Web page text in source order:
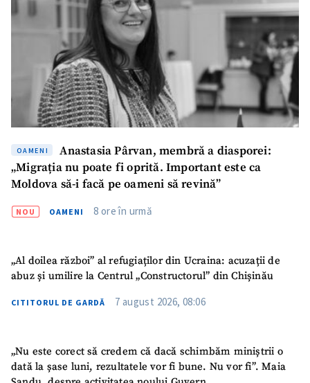
OAMENI
Anastasia Pârvan, membră a diasporei:
„Migrația nu poate fi oprită. Important este ca
Moldova să-i facă pe oameni să revină”
NOU OAMENI 8 ore în urmă
„Al doilea război” al refugiaților din Ucraina: acuzații de
abuz și umilire la Centrul „Constructorul” din Chișinău
CITITORUL DE GARDĂ 7 august 2026, 08:06
„Nu este corect să credem că dacă schimbăm miniștrii o
dată la șase luni, rezultatele vor fi bune. Nu vor fi”. Maia